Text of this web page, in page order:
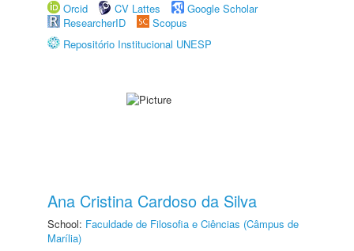
Orcid
CV Lattes
Google Scholar
ResearcherID
Scopus
Repositório Institucional UNESP
Ana Cristina Cardoso da Silva
School: Faculdade de Filosofia e Ciências (Câmpus de
Marília)